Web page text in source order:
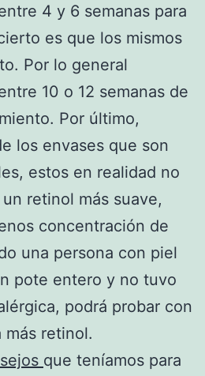
4 y 6 semanas para
es que los mismos
Por lo general
10 o 12 semanas de
Por último,
los envases que son
estos en realidad no
retinol más suave,
concentración de
una persona con piel
pote entero y no tuvo
podrá probar con
retinol.
que teníamos para